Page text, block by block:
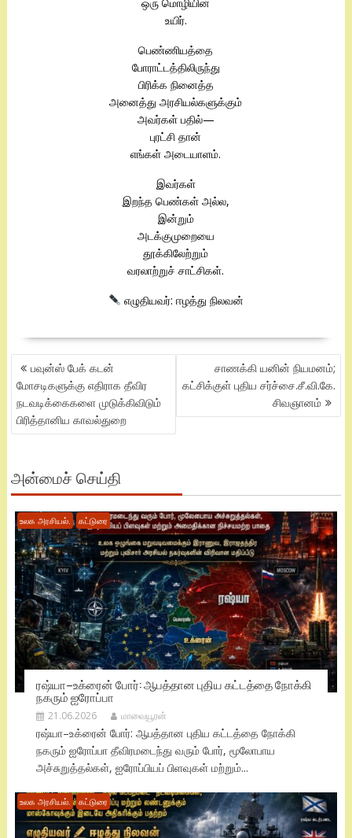
உயிர்.
பெண்ணியத்தை
போராட்டத்திலிருந்து
பிரிக்க நினைத்த
அனைத்து அரசியல்களுக்கும்
அவர்கள் பதில்—
புரட்சி தான்
எங்கள் அடையாளம்.
இவர்கள்
இறந்த பெண்கள் அல்ல,
இன்றும்
அடக்குமுறையை
தூக்கிலேற்றும்
வரலாற்றுச் சாட்சிகள்.
எழுதியவர்: ஈழத்து நிலவன்
POST
NAVIGATION
பவுன்ஸ் பேக் கடன்
மோசடிகளுக்கு எதிராக தீவிர
நடவடிக்கைகளை முடுக்கிவிடும்
பிரித்தானிய காவல்துறை
சாணக்கி யனின் நியமனம்;
கட்சிக்குள் புதிய சர்ச்சை.சீ.வி.கே.
சிவஞானம்
அன்மைச் செய்தி
உலக அரசியல். கட்டுரை
ரஷ்யா–உக்ரைன் போர்: ஆபத்தான புதிய கட்டத்தை நோக்கி
நகரும் ஐரோப்பா
21.06.2026 மாவையூரன்
ரஷ்யா–உக்ரைன் போர்: ஆபத்தான புதிய கட்டத்தை நோக்கி
நகரும் ஐரோப்பா தீவிரமடைந்து வரும் போர், மூலோபாய
அச்சுறுத்தல்கள், ஐரோப்பியப் பிளவுகள் மற்றும்...
உலக அரசியல். கட்டுரை